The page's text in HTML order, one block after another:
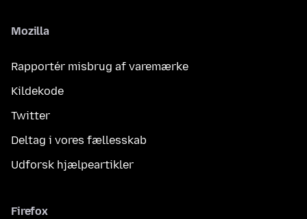
Mozilla
Rapportér misbrug af varemærke
Kildekode
Twitter
Deltag i vores fællesskab
Udforsk hjælpeartikler
Firefox